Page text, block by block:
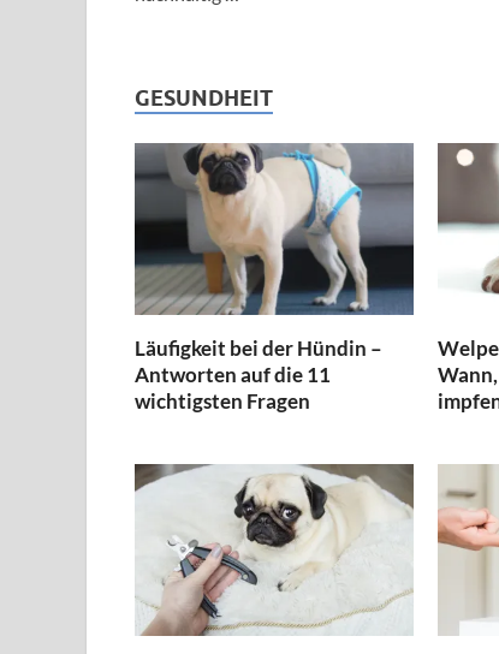
GESUNDHEIT
Läufigkeit bei der Hündin –
Antworten auf die 11
wichtigsten Fragen